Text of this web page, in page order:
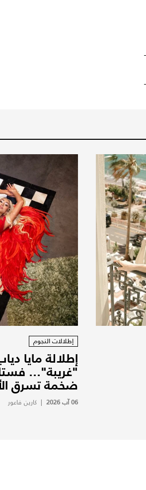
إطلالات النجوم
إطلالة مايا
"غريبة"...
ضخمة تسرق
06 آب 2026 |كارين فاعور